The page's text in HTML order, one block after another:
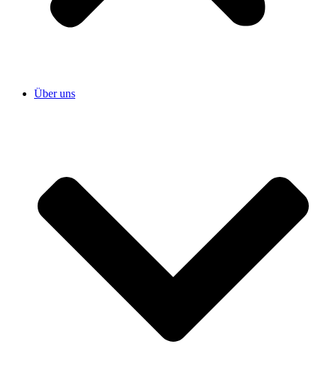
Über uns